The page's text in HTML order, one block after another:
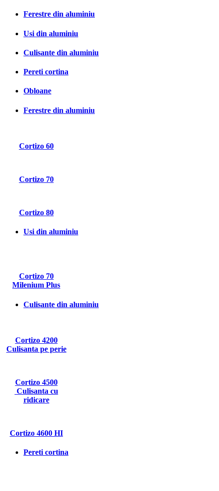
Ferestre din aluminiu
Usi din aluminiu
Culisante din aluminiu
Pereti cortina
Obloane
Ferestre din aluminiu
Cortizo 60
Cortizo 70
Cortizo 80
Usi din aluminiu
Cortizo 70
Milenium Plus
Culisante din aluminiu
Cortizo 4200
Culisanta pe perie
Cortizo 4500
Culisanta cu
ridicare
Cortizo 4600 HI
Pereti cortina